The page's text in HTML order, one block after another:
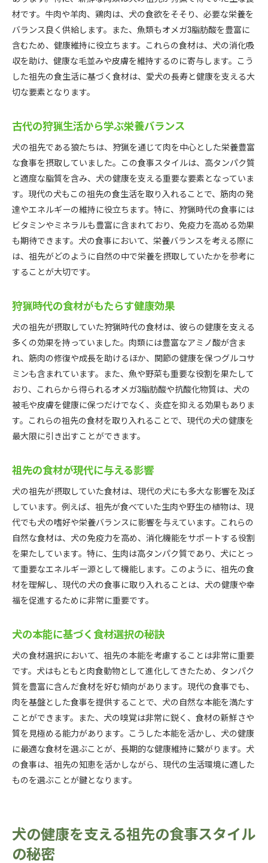
材です。牛肉や羊肉、鶏肉は、犬の食欲をそそり、必要な栄養を
バランス良く供給します。また、魚類もオメガ3脂肪酸を豊富に
含むため、健康維持に役立ちます。これらの食材は、犬の消化吸
収を助け、健康な毛並みや皮膚を維持するのに寄与します。こう
した祖先の食生活に基づく食材は、愛犬の長寿と健康を支える大
切な要素となります。
古代の狩猟生活から学ぶ栄養バランス
犬の祖先である狼たちは、狩猟を通じて肉を中心とした栄養豊富
な食事を摂取していました。この食事スタイルは、高タンパク質
と適度な脂質を含み、犬の健康を支える重要な要素となっていま
す。現代の犬もこの祖先の食生活を取り入れることで、筋肉の発
達やエネルギーの維持に役立ちます。特に、狩猟時代の食事には
ビタミンやミネラルも豊富に含まれており、免疫力を高める効果
も期待できます。犬の食事において、栄養バランスを考える際に
は、祖先がどのように自然の中で栄養を摂取していたかを参考に
することが大切です。
狩猟時代の食材がもたらす健康効果
犬の祖先が摂取していた狩猟時代の食材は、彼らの健康を支える
多くの効果を持っていました。肉類には豊富なアミノ酸が含ま
れ、筋肉の修復や成長を助けるほか、関節の健康を保つグルコサ
ミンも含まれています。また、魚や野菜も重要な役割を果たして
おり、これらから得られるオメガ3脂肪酸や抗酸化物質は、犬の
被毛や皮膚を健康に保つだけでなく、炎症を抑える効果もありま
す。これらの祖先の食材を取り入れることで、現代の犬の健康を
最大限に引き出すことができます。
祖先の食材が現代に与える影響
犬の祖先が摂取していた食材は、現代の犬にも多大な影響を及ぼ
しています。例えば、祖先が食べていた生肉や野生の植物は、現
代でも犬の嗜好や栄養バランスに影響を与えています。これらの
自然な食材は、犬の免疫力を高め、消化機能をサポートする役割
を果たしています。特に、生肉は高タンパク質であり、犬にとっ
て重要なエネルギー源として機能します。このように、祖先の食
材を理解し、現代の犬の食事に取り入れることは、犬の健康や幸
福を促進するために非常に重要です。
犬の本能に基づく食材選択の秘訣
犬の食材選択において、祖先の本能を考慮することは非常に重要
です。犬はもともと肉食動物として進化してきたため、タンパク
質を豊富に含んだ食材を好む傾向があります。現代の食事でも、
肉を基盤とした食事を提供することで、犬の自然な本能を満たす
ことができます。また、犬の嗅覚は非常に鋭く、食材の新鮮さや
質を見極める能力があります。こうした本能を活かし、犬の健康
に最適な食材を選ぶことが、長期的な健康維持に繋がります。犬
の食事は、祖先の知恵を活かしながら、現代の生活環境に適した
ものを選ぶことが鍵となります。
犬の健康を支える祖先の食事スタイル
の秘密